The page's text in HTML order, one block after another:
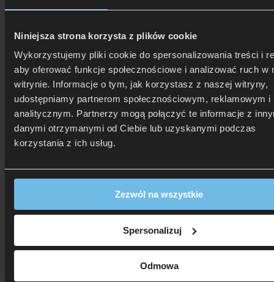
Niniejsza strona korzysta z plików cookie
Wykorzystujemy pliki cookie do spersonalizowania treści i
aby oferować funkcje społecznościowe i analizować ruch w
witrynie. Informacje o tym, jak korzystasz z naszej witryny,
udostępniamy partnerom społecznościowym, reklamowym i
analitycznym. Partnerzy mogą połączyć te informacje z
danymi otrzymanymi od Ciebie lub uzyskanymi podczas
korzystania z ich usług.
Zezwól na wszystkie
Spersonalizuj
Odmowa
506 626 678- Zamów telefonicznie
Zadzwoń i dowiedz się, jak dostać rabat!